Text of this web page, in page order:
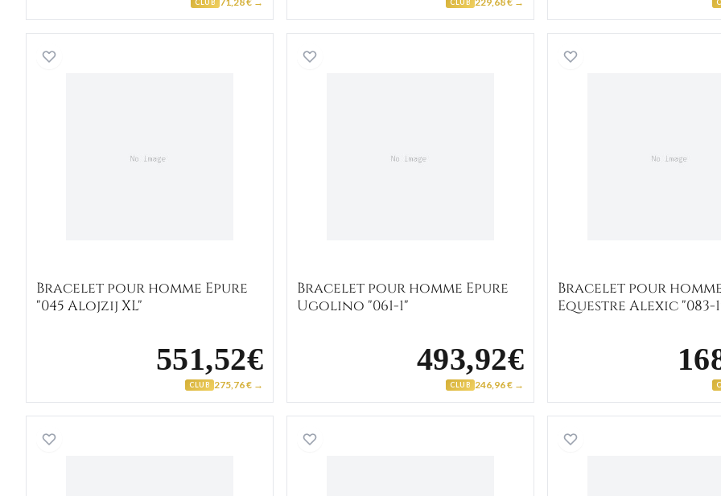
CLUB CLUB
Bracelet pour homme Epure "045 Alojzij XL"
Bracelet pour homme Epure
"045 Alojzij XL"
551,52€
CLUB 275,76 € →
Bracelet pour homme Epure Ugolino "061-1"
Bracelet pour homme Epure
Ugolino "061-1"
493,92€
CLUB 246,96 € →
Bracelet pour
Equestre Alexic "083-
Bracelet pour homme Spartiate Wael "130-1/23" Bracelet pour homme Epure Anand "045"